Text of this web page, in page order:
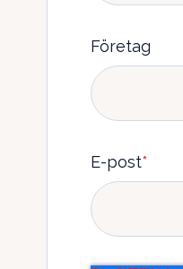
Företag
E-post*